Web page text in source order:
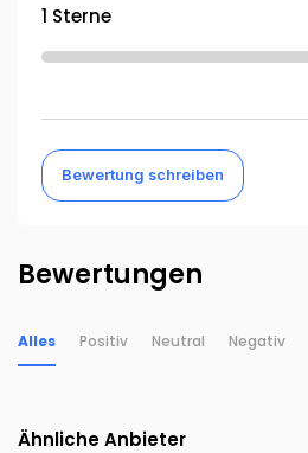
1 Sterne
Bewertung schreiben
Bewertungen
Alles Positiv Neutral Negativ
Ähnliche Anbieter